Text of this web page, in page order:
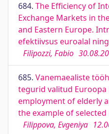
684. The Efficiency of
Exchange Markets in
and Eastern Europe.
efektiivsus euroalal
Filipozzi, Fabio
685. Vanemaealiste
tegurid valitud Euroopa
employment of elderly
the example of selected
Filippova, Evgeniya